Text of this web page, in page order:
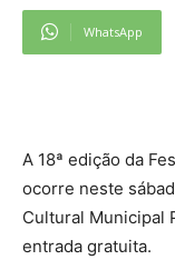
WhatsApp
A 18ª edição da
ocorre neste
Cultural Municipal
entrada gratuita.